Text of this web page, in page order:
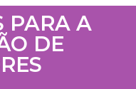
PARA A
DE